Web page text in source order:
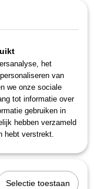
het
van
we onze sociale
tot informatie over
gebruiken in
hebben verzameld
hebt verstrekt.
Selectie toestaan